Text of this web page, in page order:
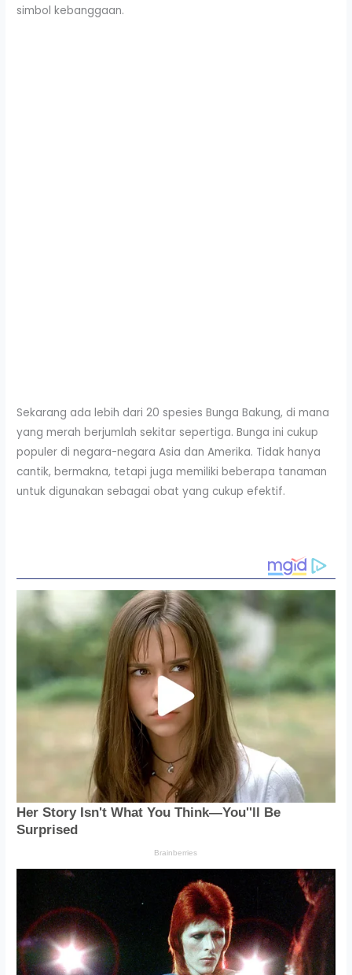
simbol kebanggaan.
Sekarang ada lebih dari 20 spesies Bunga Bakung, di mana
yang merah berjumlah sekitar sepertiga. Bunga ini cukup
populer di negara-negara Asia dan Amerika. Tidak hanya
cantik, bermakna, tetapi juga memiliki beberapa tanaman
untuk digunakan sebagai obat yang cukup efektif.